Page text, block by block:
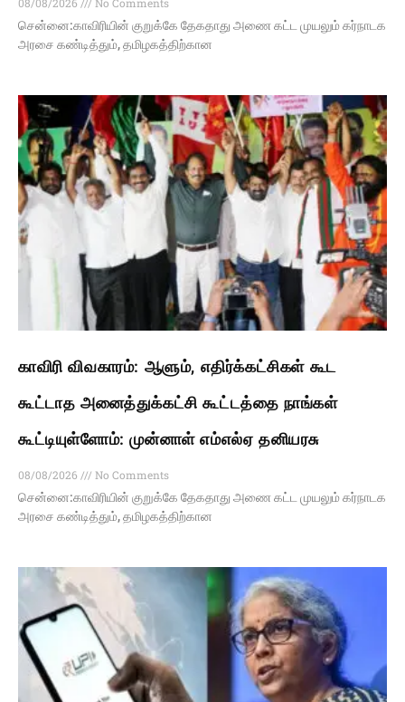
சென்னை:காவிரியின் குறுக்கே தேகதாது அணை கட்ட முயலும் கர்நாடக
அரசை கண்டித்தும், தமிழகத்திற்கான
காவிரி விவகாரம்: ஆளும், எதிர்க்கட்சிகள் கூட
கூட்டாத அனைத்துக்கட்சி கூட்டத்தை நாங்கள்
கூட்டியுள்ளோம்: முன்னாள் எம்எல்ஏ தனியரசு
08/08/2026
No Comments
சென்னை:காவிரியின் குறுக்கே தேகதாது அணை கட்ட முயலும் கர்நாடக
அரசை கண்டித்தும், தமிழகத்திற்கான